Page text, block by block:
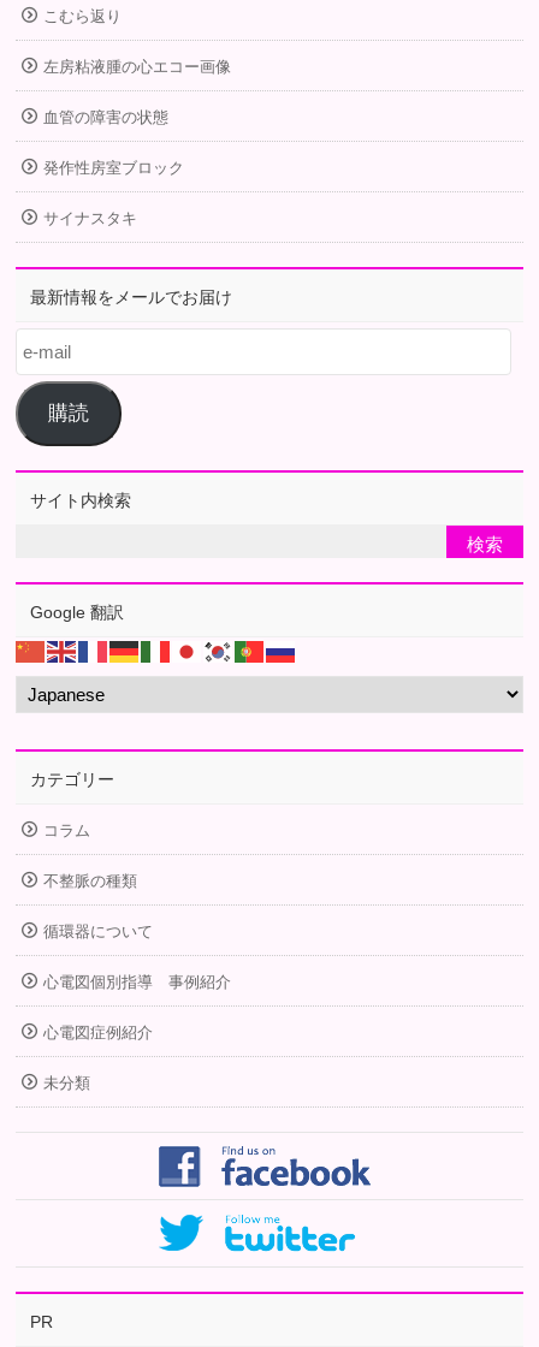
こむら返り
左房粘液腫の心エコー画像
血管の障害の状態
発作性房室ブロック
サイナスタキ
最新情報をメールでお届け
e-
mail
購読
サイト内検索
Google 翻訳
カテゴリー
コラム
不整脈の種類
循環器について
心電図個別指導 事例紹介
心電図症例紹介
未分類
PR